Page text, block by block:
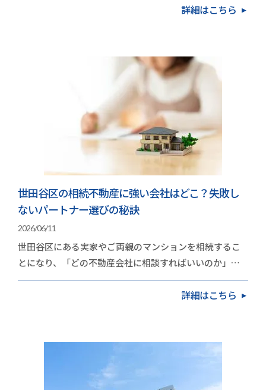
詳細はこちら
世田谷区の相続不動産に強い会社はどこ？失敗し
ないパートナー選びの秘訣
2026/06/11
世田谷区にある実家やご両親のマンションを相続するこ
とになり、「どの不動産会社に相談すればいいのか」と
立ち止まっていませんか。高く手放したいという思い…
詳細はこちら